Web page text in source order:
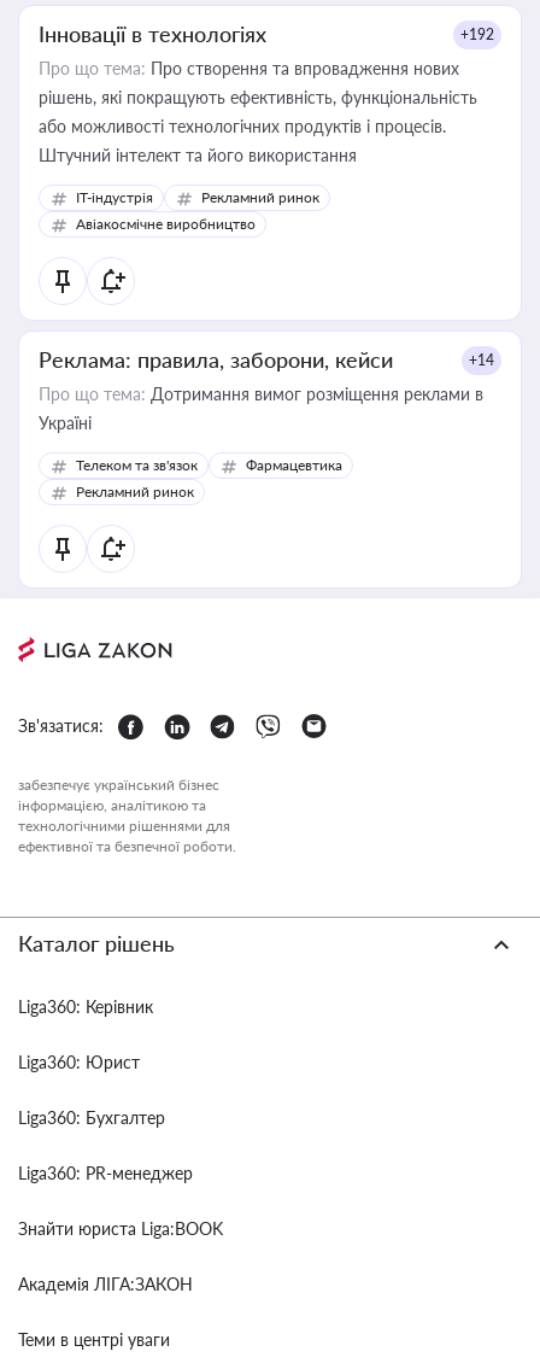
Інновації в технологіях +192
Про що тема: Про створення та впровадження нових
рішень, які покращують ефективність, функціональність
або можливості технологічних продуктів і процесів.
Штучний інтелект та його використання
IT-індустрія
Рекламний ринок
Авіакосмічне виробництво
Реклама: правила, заборони, кейси +14
Про що тема: Дотримання вимог розміщення реклами в
Україні
Телеком та зв'язок
Фармацевтика
Рекламний ринок
Зв'язатися:
забезпечує український бізнес
інформацією, аналітикою та
технологічними рішеннями для
ефективної та безпечної роботи.
Каталог рішень
Liga360: Керівник
Liga360: Юрист
Liga360: Бухгалтер
Liga360: PR-менеджер
Знайти юриста Liga:BOOK
Академія ЛІГА:ЗАКОН
Теми в центрі уваги